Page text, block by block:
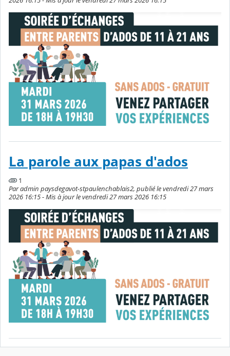
La parole aux papas d'ados
1
Par admin paysdegavot-stpaulenchablais2, publié le vendredi 27 mars
2026 16:15 - Mis à jour le vendredi 27 mars 2026 16:15